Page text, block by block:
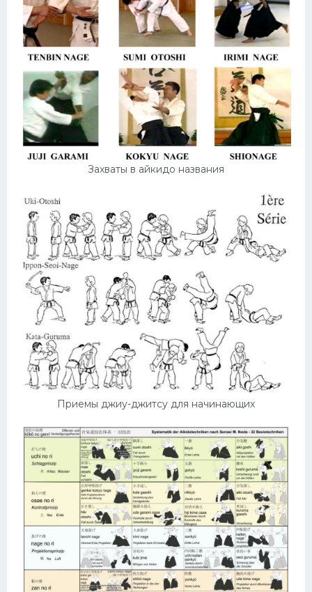
Захваты в айкидо названия
Приемы джиу-джитсу для начинающих